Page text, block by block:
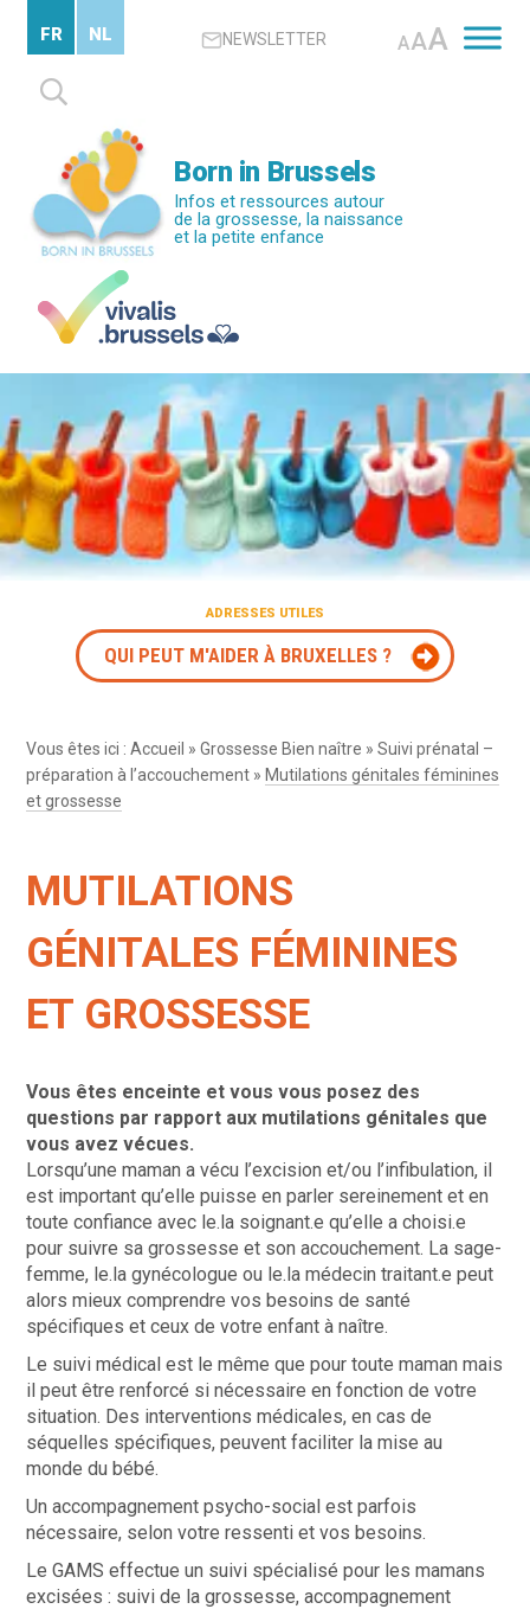
contenu
principal
NEWSLETTER AAA
Rechercher :
FR NL
Born in Brussels
Infos et ressources autour
de la grossesse, la naissance
et la petite enfance
ADRESSES UTILES
QUI PEUT M'AIDER À BRUXELLES ?
Vous êtes ici :Accueil »Grossesse Bien naître »Suivi prénatal –
préparation à l’accouchement » Mutilations génitales féminines
et grossesse
MUTILATIONS
GÉNITALES FÉMININES
ET GROSSESSE
Vous êtes enceinte et vous vous posez des
questions par rapport aux mutilations génitales que
vous avez vécues.
Lorsqu’une maman a vécu l’excision et/ou l’infibulation, il
est important qu’elle puisse en parler sereinement et en
toute confiance avec le.la soignant.e qu’elle a choisi.e
pour suivre sa grossesse et son accouchement. La sage-
femme, le.la gynécologue ou le.la médecin traitant.e peut
alors mieux comprendre vos besoins de santé
spécifiques et ceux de votre enfant à naître.
Le suivi médical est le même que pour toute maman mais
il peut être renforcé si nécessaire en fonction de votre
situation. Des interventions médicales, en cas de
séquelles spécifiques, peuvent faciliter la mise au
monde du bébé.
Un accompagnement psycho-social est parfois
nécessaire, selon votre ressenti et vos besoins.
Le GAMS effectue un suivi spécialisé pour les mamans
excisées : suivi de la grossesse, accompagnement